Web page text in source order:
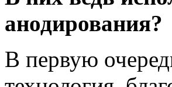
анодирования?
В первую